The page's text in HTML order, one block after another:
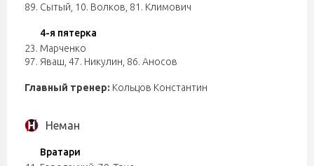
89. Сытый 10. Волков 81. Климович
4-я пятерка
23. Марченко
97. Яваш 47. Никулин 86. Аносов
Главный тренер: Кольцов Константин
Неман
Вратари